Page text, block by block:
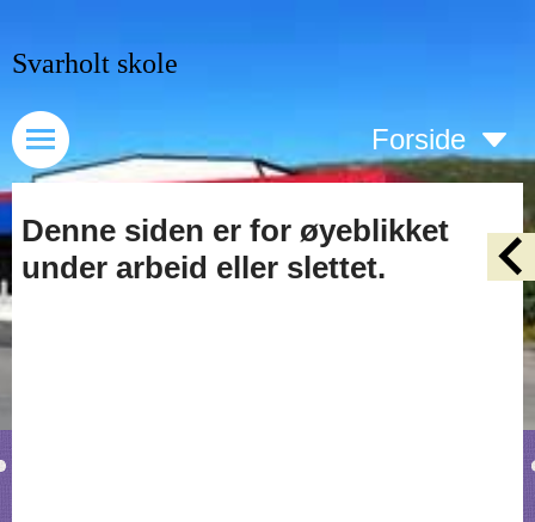
Svarholt skole
Forside
Denne siden er for øyeblikket
under arbeid eller slettet.